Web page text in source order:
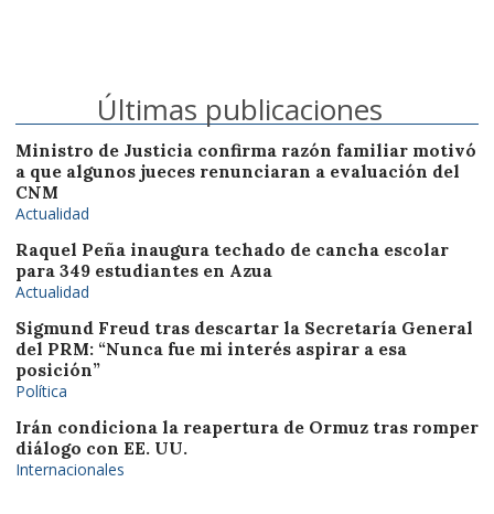
Últimas publicaciones
Ministro de Justicia confirma razón familiar motivó
a que algunos jueces renunciaran a evaluación del
CNM
Actualidad
Raquel Peña inaugura techado de cancha escolar
para 349 estudiantes en Azua
Actualidad
Sigmund Freud tras descartar la Secretaría General
del PRM: “Nunca fue mi interés aspirar a esa
posición”
Política
Irán condiciona la reapertura de Ormuz tras romper
diálogo con EE. UU.
Internacionales